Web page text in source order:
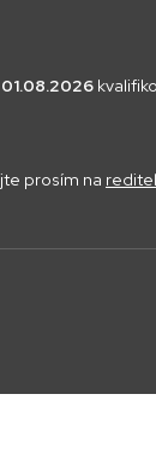
prosím na